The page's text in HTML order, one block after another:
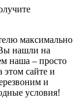
максимально
нашли на
наша – просто
сайте и
и
условия!